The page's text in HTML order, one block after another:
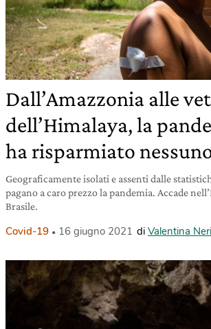
Dall’Amazzonia alle
dell’Himalaya, la
ha risparmiato
Geograficamente isolati e assenti dalle
pagano a caro prezzo la pandemia. Accade
Brasile.
Covid-19 16 giugno 2021 di Valentina Neri